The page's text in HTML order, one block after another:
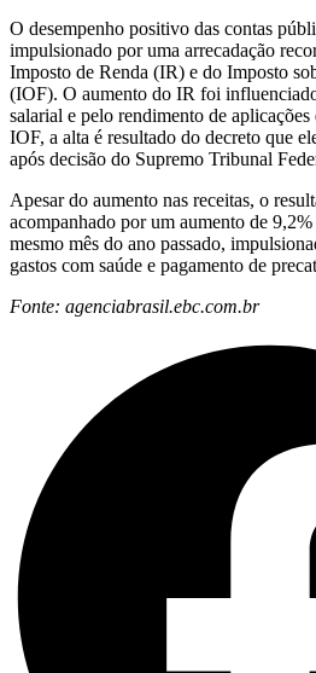
O desempenho positivo das contas
impulsionado por uma arrecadação
Imposto de Renda (IR) e do Imposto
(IOF). O aumento do IR foi
salarial e pelo rendimento de
IOF, a alta é resultado do decreto que
após decisão do Supremo Tribunal
Apesar do aumento nas receitas, o
acompanhado por um aumento de 9,2%
mesmo mês do ano passado,
gastos com saúde e pagamento de
Fonte: agenciabrasil.ebc.com.br